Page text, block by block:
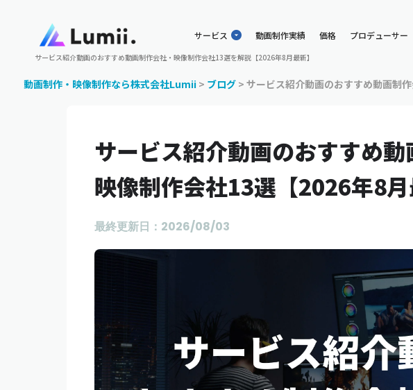
サービス 動画制作実績 価格 プロデューサー
サービス紹介動画のおすすめ動画制作会社・映像制作会社13選を解説【2026年8月最新】
動画制作・映像制作なら株式会社Lumii > ブログ > サービス紹介動画のおすすめ動画制
サービス紹介動画のおすすめ動
映像制作会社13選【2026年8月
最終更新日：2026/08/03